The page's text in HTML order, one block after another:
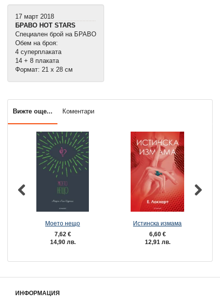
17 март 2018
БРАВО HOT STARS
Специален брой на БРАВО
Обем на броя:
4 суперплаката
14 + 8 плаката
Формат: 21 х 28 см
Вижте още... Коментари
Моето нещо
7,62 €
14,90 лв.
Истинска измама
6,60 €
12,91 лв.
ИНФОРМАЦИЯ